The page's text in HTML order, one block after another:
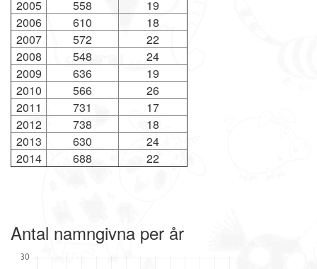
2005
558
19
2006
610
18
2007
572
22
2008
548
24
2009
636
19
2010
566
26
2011
731
17
2012
738
18
2013
630
24
2014
688 22
Antal namngivna per år